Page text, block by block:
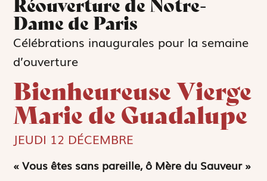
Réouverture de Notre-
Dame de Paris
Célébrations inaugurales pour la semaine
d’ouverture
Bienheureuse Vierge
Marie de Guadalupe
JEUDI 12 DÉCEMBRE
« Vous êtes sans pareille, ô Mère du Sauveur »